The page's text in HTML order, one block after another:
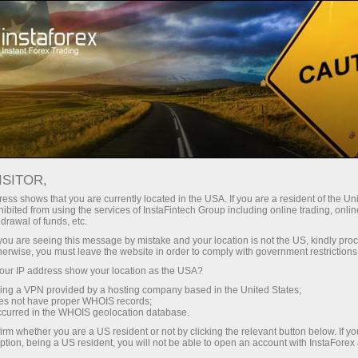
InstaForex bilan siz haqiqatan
ega bo‘lasiz: 1:5000 gacha kredit
yelkasi, bozordagi eng yaxshi
spred va komissiyalardan biri,
shuningdek aksiyalar va indekslar
bilan savdo qilish uchun qulay
shartlar.
Kichik
Har bir depozit uchun
30% bonus
Savdoda
va trassada tezlik
shows that you are currently located in the USA. If you are a resident of the
from using the services of InstaFintech Group including online trading,
of funds, etc.
are seeing this message by mistake and your location is not the US, kindly
you must leave the website in order to comply with government
IP address show your location as the USA?
a VPN provided by a hosting company based in the United States;
not have proper WHOIS records;
in the WHOIS geolocation database.
whether you are a US resident or not by clicking the relevant button below. If
being a US resident, you will not be able to open an account with InstaForex